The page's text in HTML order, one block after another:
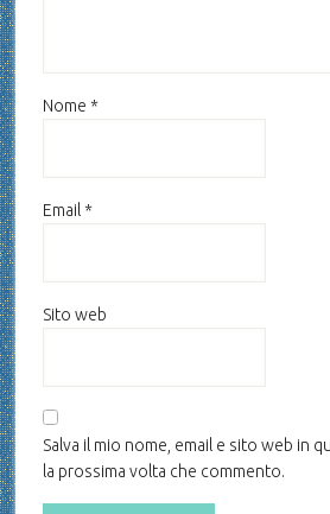
Nome *
Email *
Sito web
Salva il mio nome, email e sito web in
la prossima volta che commento.